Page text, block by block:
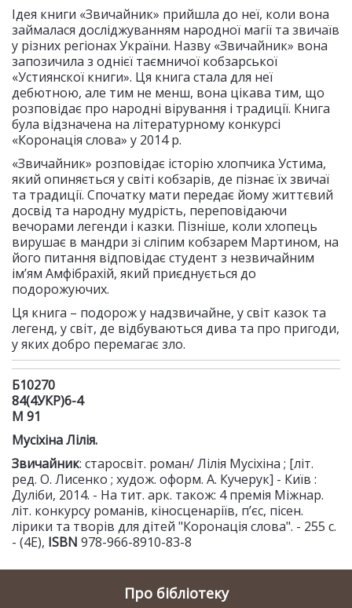
Ідея книги «Звичайник» прийшла до неї, коли вона
займалася досліджуванням народної магії та звичаїв
у різних регіонах України. Назву «Звичайник» вона
запозичила з однієї таємничої кобзарської
«Устиянскої книги». Ця книга стала для неї
дебютною, але тим не менш, вона цікава тим, що
розповідає про народні вірування і традиції. Книга
була відзначена на літературному конкурсі
«Коронація слова» у 2014 р.
«Звичайник» розповідає історію хлопчика Устима,
який опиняється у світі кобзарів, де пізнає їх звичаї
та традиції. Спочатку мати передає йому життєвий
досвід та народну мудрість, переповідаючи
вечорами легенди і казки. Пізніше, коли хлопець
вирушає в мандри зі сліпим кобзарем Мартином, на
його питання відповідає студент з незвичайним
ім’ям Амфібрахій, який приєднується до
подорожуючих.
Ця книга – подорож у надзвичайне, у світ казок та
легенд, у світ, де відбуваються дива та про пригоди,
у яких добро перемагає зло.
Б10270
84(4УКР)6-4
М 91
Мусіхіна Лілія.
Звичайник: старосвіт. роман/ Лілія Мусіхіна ; [літ.
ред. О. Лисенко ; худож. оформ. А. Кучерук] - Київ :
Дуліби, 2014. - На тит. арк. також: 4 премія Міжнар.
літ. конкурсу романів, кіносценаріїв, п’єс, пісен.
лірики та творів для дітей "Коронація слова". - 255 с.
- (4Е), ISBN 978-966-8910-83-8
Про бібліотеку